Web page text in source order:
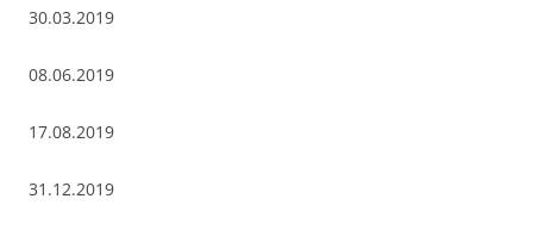
30.03.2019
08.06.2019
17.08.2019
31.12.2019